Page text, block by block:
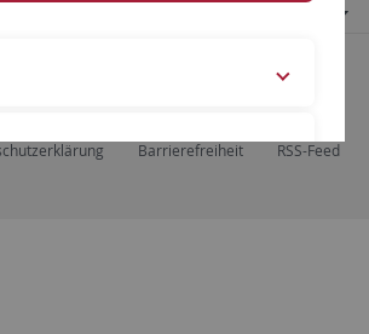
Tübingen, Tübingen
Barrierefreiheit RSS-Feed